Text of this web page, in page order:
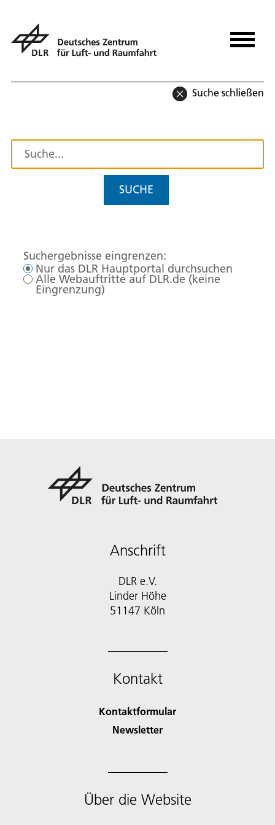
Suche schließen
SUCHE
Suchergebnisse eingrenzen:
Nur das DLR Hauptportal durchsuchen
Alle Webauftritte auf DLR.de (keine
Eingrenzung)
Anschrift
DLR e.V.
Linder Höhe
51147 Köln
Kontakt
Kontaktformular
Newsletter
Über die Website